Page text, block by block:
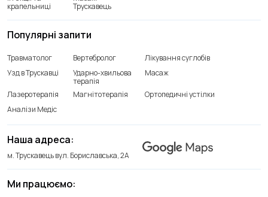
крапельниці
Трускавець
Ми працюємо:
Наша адреса:
м. Трускавець вул. Бориславська, 2А
Популярні запити
Травматолог Вертебролог
Лікування суглобів
Узд в Трускавці
Ударно-хвильова
терапія
Масаж
Лазеротерапія Магнітотерапія
Ортопедичні устілки
Аналізи Медіс